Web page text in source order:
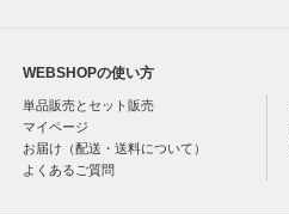
WEBSHOPの使い方
単品販売とセット販売
マイページ
お届け（配送・送料について）
よくあるご質問